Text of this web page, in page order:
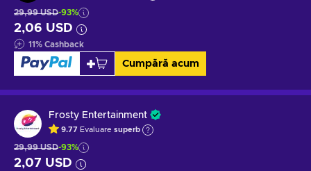
29,99 USD-93%
2,06 USD
11% Cashback
Cumpără acum
Frosty Entertainment
9.77 Evaluare superb
29,99 USD-93%
2,07 USD